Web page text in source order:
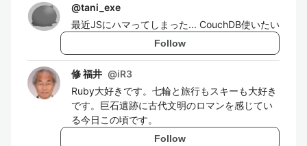
@tani_exe
最近JSにハマってしまった... CouchDB使いたい
Follow
修 福井 @iR3
Ruby大好きです。七輪と旅行もスキーも大好き
です。巨石遺跡に古代文明のロマンを感じてい
る今日この頃です。
Follow